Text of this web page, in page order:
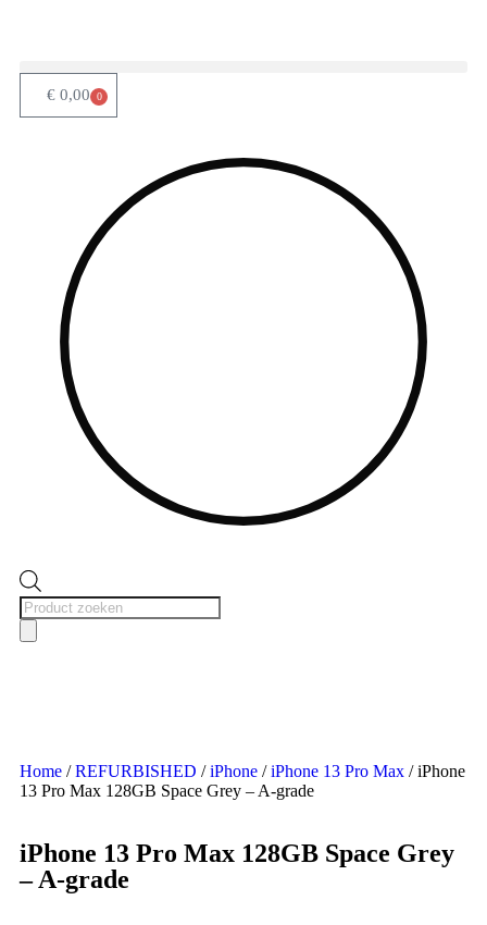
€ 0,00 0
Home /REFURBISHED /iPhone /iPhone 13 Pro Max / iPhone
13 Pro Max 128GB Space Grey – A-grade
iPhone 13 Pro Max 128GB Space Grey
– A-grade